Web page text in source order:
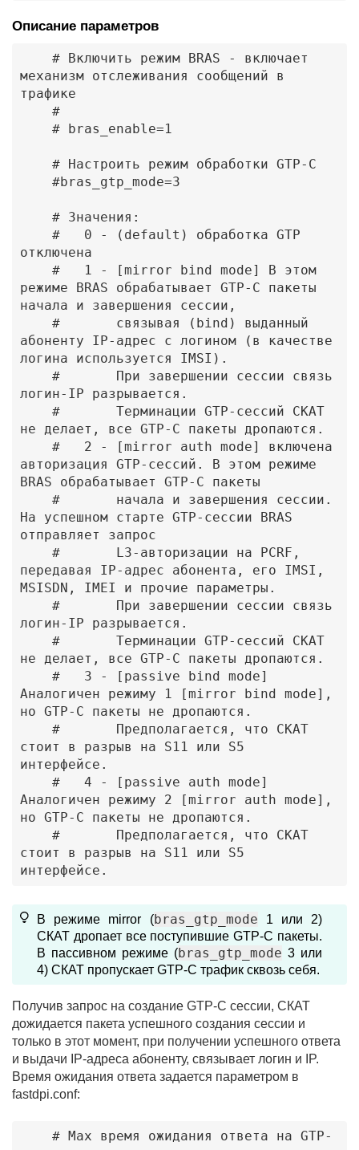
Описание параметров
механизм отслеживания сообщений в
трафике
отключена
режиме BRAS обрабатывает GTP-C пакеты
начала и завершения сессии,
абоненту IP-адрес с логином (в качестве
логина используется IMSI).
логин-IP разрывается.
не делает, все GTP-C пакеты дропаются.
авторизация GTP-сессий. В этом режиме
BRAS обрабатывает GTP-C пакеты
На успешном старте GTP-сессии BRAS
отправляет запрос
передавая IP-адрес абонента, его IMSI,
MSISDN, IMEI и прочие параметры.
логин-IP разрывается.
не делает, все GTP-C пакеты дропаются.
Аналогичен режиму 1 [mirror bind mode],
но GTP-C пакеты не дропаются.
стоит в разрыв на S11 или S5
интерфейсе.
Аналогичен режиму 2 [mirror auth mode],
но GTP-C пакеты не дропаются.
стоит в разрыв на S11 или S5
интерфейсе.
В режиме mirror (bras_gtp_mode 1 или 2)
СКАТ дропает все поступившие GTP-C пакеты.
В пассивном режиме (bras_gtp_mode 3 или
4) СКАТ пропускает GTP-C трафик сквозь себя.
Получив запрос на создание GTP-C сессии, СКАТ
дожидается пакета успешного создания сессии и
только в этот момент, при получении успешного ответа
и выдачи IP-адреса абоненту, связывает логин и IP.
Время ожидания ответа задается параметром в
fastdpi.conf: